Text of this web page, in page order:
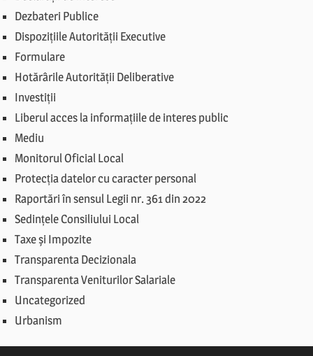
Dezbateri Publice
Dispozițiile Autorității Executive
Formulare
Hotărârile Autorității Deliberative
Investiții
Liberul acces la informațiile de interes public
Mediu
Monitorul Oficial Local
Protecția datelor cu caracter personal
Raportări în sensul Legii nr. 361 din 2022
Sedințele Consiliului Local
Taxe și Impozite
Transparenta Decizionala
Transparenta Veniturilor Salariale
Uncategorized
Urbanism